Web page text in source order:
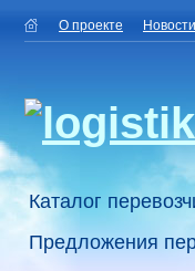
О проекте Новости
Каталог
Предложения